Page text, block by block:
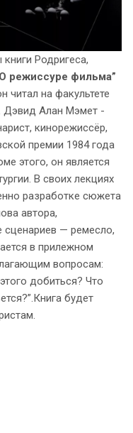
Родригеса,
режиссуре фильма”
читал на факультете
Дэвид Алан Мэмет -
кинорежиссёр,
премии 1984 года
этого, он является
В своих лекциях
разработке сюжета
автора,
сценариев — ремесло,
в прилежном
вопросам:
добиться? Что
будет